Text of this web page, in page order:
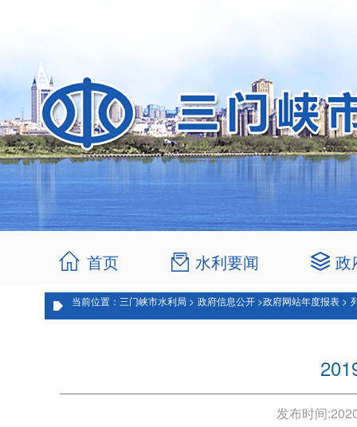
首页 水利要闻 政
当前位置：三门峡市水利局 > 政府信息公开 >政府网站年度报表 >
发布时间: